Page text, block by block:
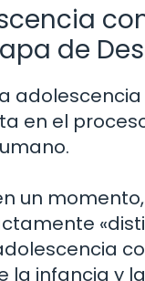
de
en el
un
la infancia y